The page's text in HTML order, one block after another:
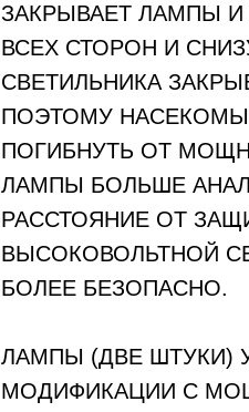
ЗАКРЫВАЕТ ЛАМПЫ
ВСЕХ СТОРОН И
СВЕТИЛЬНИКА
ПОЭТОМУ
ПОГИБНУТЬ ОТ
ЛАМПЫ БОЛЬШЕ
РАССТОЯНИЕ ОТ
ВЫСОКОВОЛЬТНОЙ
БОЛЕЕ БЕЗОПАСНО.
ЛАМПЫ (ДВЕ ШТУКИ)
МОДИФИКАЦИИ С